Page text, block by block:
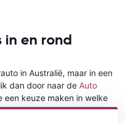
in en rond
in Australië, maar in een
dan door naar de Auto
een keuze maken in welke
wilt.